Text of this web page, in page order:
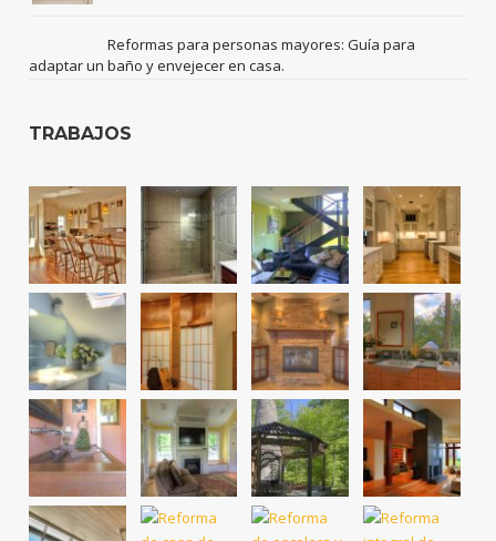
Reformas para personas mayores: Guía para
adaptar un baño y envejecer en casa.
TRABAJOS